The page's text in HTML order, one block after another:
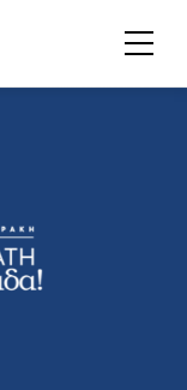
Αρχική